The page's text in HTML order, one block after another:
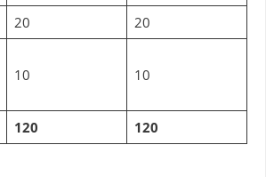
20
20
10 10
120 120